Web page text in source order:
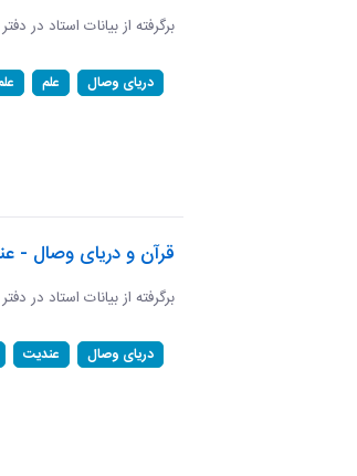
برگرفته از بیانات استاد در
دریای وصال علم
قرآن و دریای وصال -
برگرفته از بیانات استاد در
دریای وصال عندیت